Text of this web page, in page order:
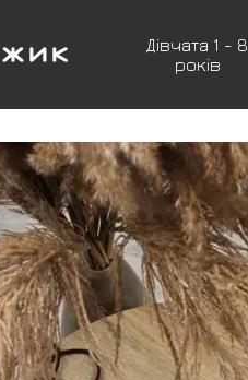
Дівчата 1 - 8
років